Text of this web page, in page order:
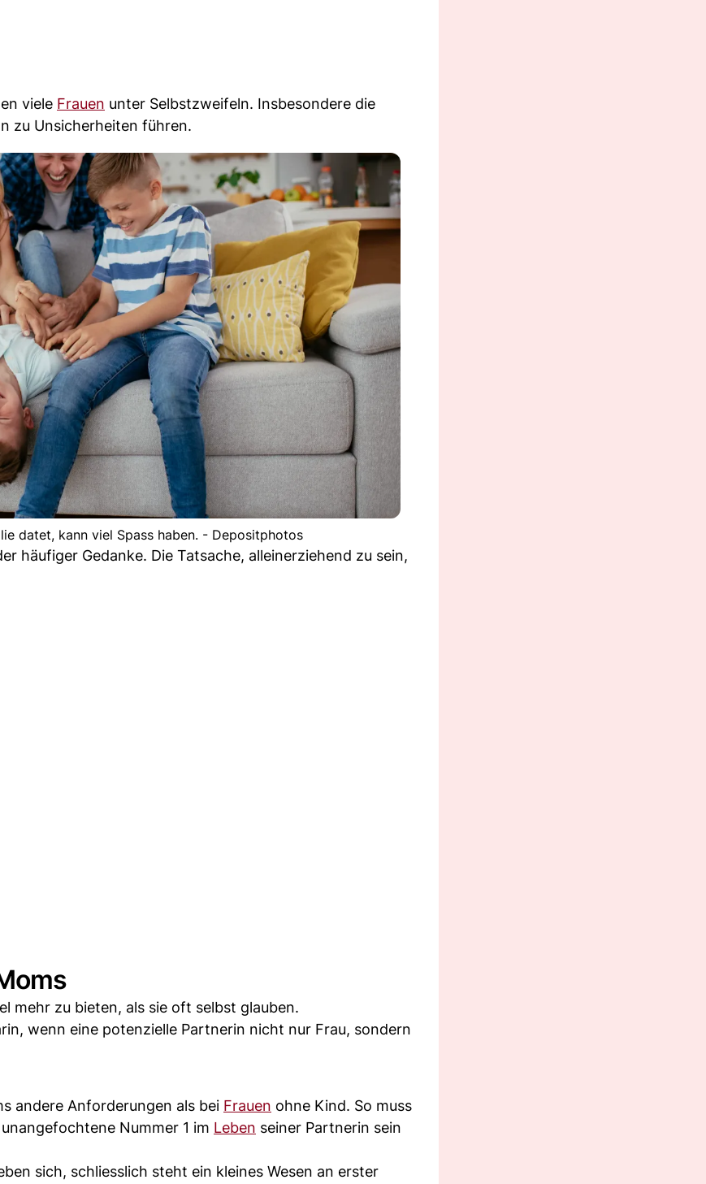
viele Frauen unter Selbstzweifeln. Insbesondere die
zu Unsicherheiten führen.
datet, kann viel Spass haben. - Depositphotos
häufiger Gedanke. Die Tatsache, alleinerziehend zu sein,
mehr zu bieten, als sie oft selbst glauben.
wenn eine potenzielle Partnerin nicht nur Frau, sondern
andere Anforderungen als bei Frauen ohne Kind. So muss
Nummer 1 im Leben seiner Partnerin sein
sich, schliesslich steht ein kleines Wesen an erster